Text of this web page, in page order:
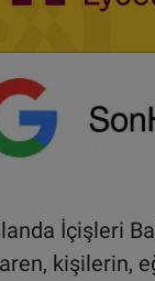
İçişleri
kişilerin,